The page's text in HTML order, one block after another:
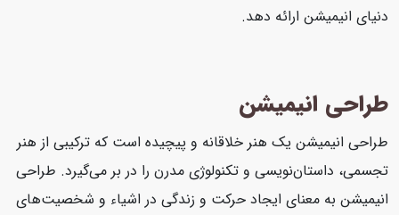
دنیای انیمیشن ارائه دهد.
طراحی انیمیشن
طراحی انیمیشن یک هنر خلاقانه و پیچیده است که ترکیبی از هنر
تجسمی، داستان‌نویسی و تکنولوژی مدرن را در بر می‌گیرد. طراحی
انیمیشن به معنای ایجاد حرکت و زندگی در اشیاء و شخصیت‌های